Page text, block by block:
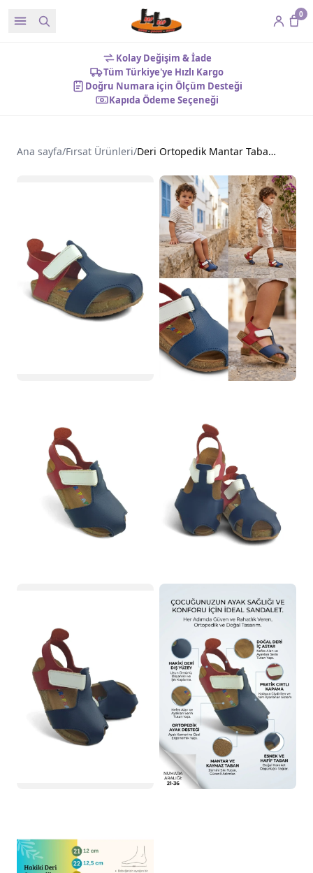
0
Kolay Değişim & İade
Tüm Türkiye'ye Hızlı Kargo
Doğru Numara için Ölçüm Desteği
Kapıda Ödeme Seçeneği
Ana sayfa/Fırsat Ürünleri/ Deri Ortopedik Mantar Taban Cırtlı Bebek Sandalet Lacivert